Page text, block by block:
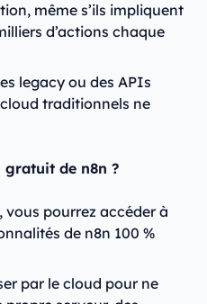
même s’ils impliquent
d’actions chaque
legacy ou des APIs
traditionnels ne
gratuit de n8n ?
pourrez accéder à
de n8n 100 %
par le cloud pour ne